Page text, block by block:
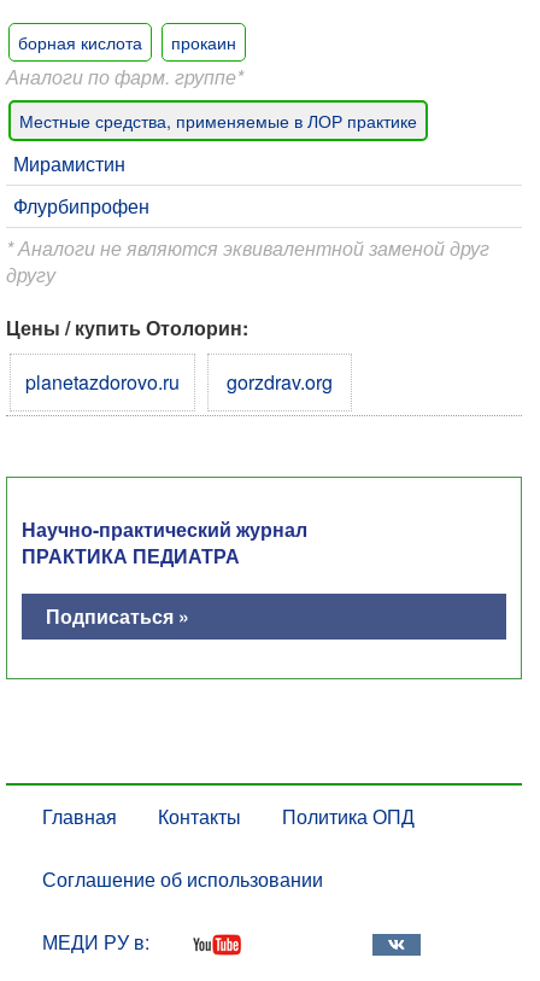
борная кислота прокаин
Аналоги по фарм. группе*
Местные средства, применяемые в ЛОР практике
Мирамистин
Флурбипрофен
* Аналоги не являются эквивалентной заменой друг
другу
Цены / купить Отолорин:
planetazdorovo.ru
gorzdrav.org
Научно-практический журнал
ПРАКТИКА ПЕДИАТРА
Подписаться »
Главная Контакты Политика ОПД
Соглашение об использовании
МЕДИ РУ в: